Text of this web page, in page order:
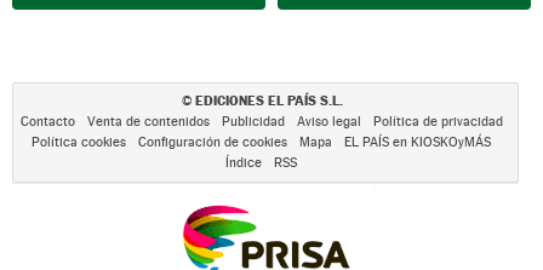
© EDICIONES EL PAÍS S.L.
Contacto Venta de contenidos Publicidad Aviso legal
Política de privacidad
Política cookies
Configuración de cookies Mapa
EL PAÍS en KIOSKOyMÁS
Índice
RSS